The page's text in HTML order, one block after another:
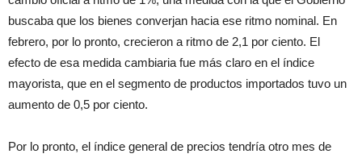
buscaba que los bienes converjan hacia ese ritmo nominal. En
febrero, por lo pronto, crecieron a ritmo de 2,1 por ciento. El
efecto de esa medida cambiaria fue más claro en el índice
mayorista, que en el segmento de productos importados tuvo un
aumento de 0,5 por ciento.
Por lo pronto, el índice general de precios tendría otro mes de